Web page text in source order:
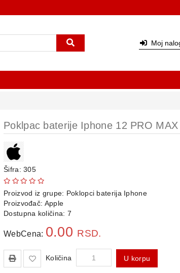
Moj
Poklpac baterije Iphone 12 PRO MAX
Šifra: 305
Proizvod iz grupe: Poklopci baterija Iphone
Proizvođač: Apple
Dostupna količina: 7
WebCena: 0.00 RSD.
Količina U korpu